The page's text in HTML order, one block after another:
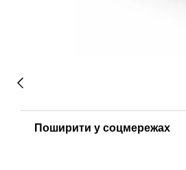
Поширити у соцмережах